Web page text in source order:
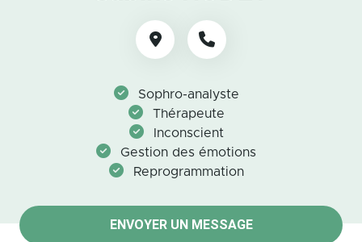
Sophro-analyste
Thérapeute
Inconscient
Gestion des émotions
Reprogrammation
ENVOYER UN MESSAGE